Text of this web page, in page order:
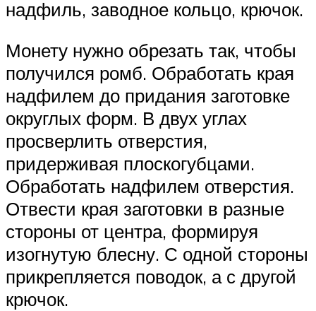
надфиль, заводное кольцо, крючок.
Монету нужно обрезать так, чтобы
получился ромб. Обработать края
надфилем до придания заготовке
округлых форм. В двух углах
просверлить отверстия,
придерживая плоскогубцами.
Обработать надфилем отверстия.
Отвести края заготовки в разные
стороны от центра, формируя
изогнутую блесну. С одной стороны
прикрепляется поводок, а с другой
крючок.